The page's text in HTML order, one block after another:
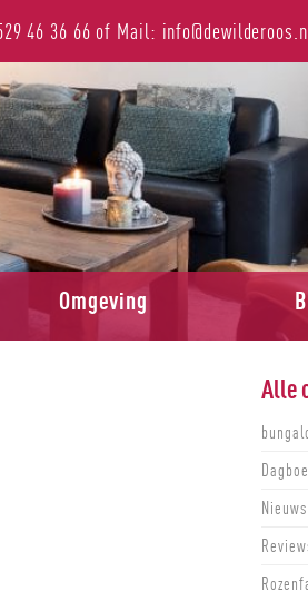
46 36 66 of Mail:
Omgeving
Alle
Nieuws